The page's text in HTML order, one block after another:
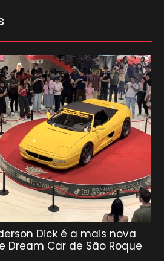
Dick é a mais nova
Dream Car de São Roque